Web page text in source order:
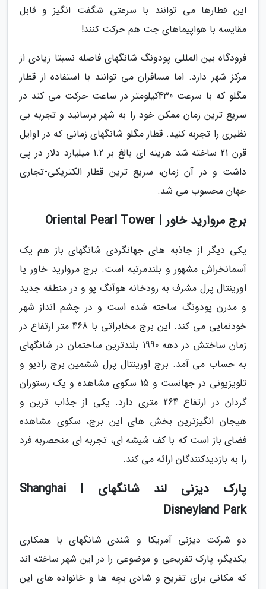
این قطارها می توانند با سرعتی شگفت انگیز و قابل
مقایسه با هواپیماهای جت هم حرکت کنند!
فرودگاه بین المللی پودونگ شانگهای فاصله نسبتا زیادی از
مرکز شهر دارد. اما مسافران می توانند با استفاده از قطار
مگلو که با سرعت 430کیلومتر در ساعت حرکت می کند در
سریع ترین زمان ممکن خود را به شهر برسانید و تجربه بی
نظیری را تجربه کنید. قطار مگلو شانگهای زمانی که در اوایل
قرن 21 ساخته شد هزینه ای بالغ بر 1.2 میلیارد دلار در پی
داشت و در آن زمان، سریع ترین قطار الکتریکی-تجاری
جهان محسوب می شد.
برج مروارید خاور | Oriental Pearl Tower
یکی دیگر از جاذبه های جهانگردی شانگهای باز هم یک
آسمانخراش مشهور و بلندمرتبه است. برج مروارید خاور یا
اورینتال پرل مشرف به رودخانه هوآنگ پو و در منطقه جدید
و مدرن پودونگ ساخته شده است و در چشم انداز شهر
خودنمایی می کند. این برج مخابراتی با 468 متر ارتفاع در
زمان ساختش در دهه 1990 بلندترین ساختمان در شانگهای
به حساب می آمد. برج اورینتال پرل ششمین برج رادیو و
تلویزیونی در جهانست و 15 سکوی مشاهده و یک رستوران
گردان در ارتفاع 264 متری دارد. یکی از جذاب ترین و
هیجان انگیزترین بخش های این برج، سکوی مشاهده
فضای باز است که با کف شیشه ای، تجربه ای منحصربه فرد
را به بازدیدکنندگان ارائه می کند.
پارک دیزنی لند شانگهای | Shanghai
Disneyland Park
دو شرکت دیزنی آمریکا و شندی شانگهای با همکاری
یکدیگر، پارک تفریحی و موضوعی را در این شهر ساخته اند
که مکانی برای تفریح و شادی بچه ها و خانواده های این